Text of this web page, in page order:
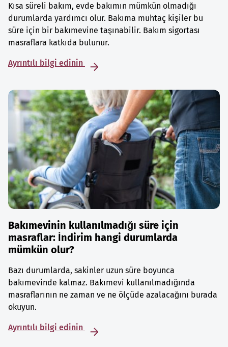
Kısa süreli bakım, evde bakımın mümkün olmadığı
durumlarda yardımcı olur. Bakıma muhtaç kişiler bu
süre için bir bakımevine taşınabilir. Bakım sigortası
masraflara katkıda bulunur.
Ayrıntılı bilgi edinin
Bakımevinin kullanılmadığı süre için
masraflar: İndirim hangi durumlarda
mümkün olur?
Bazı durumlarda, sakinler uzun süre boyunca
bakımevinde kalmaz. Bakımevi kullanılmadığında
masraflarının ne zaman ve ne ölçüde azalacağını burada
okuyun.
Ayrıntılı bilgi edinin